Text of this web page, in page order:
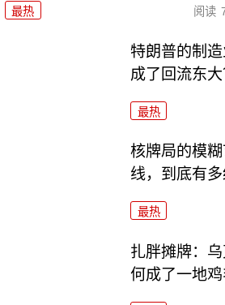
最热 阅读
特朗普的制
成了回流东大
最热
核牌局的模
线，到底有多
最热
扎胖摊牌：
何成了一地鸡